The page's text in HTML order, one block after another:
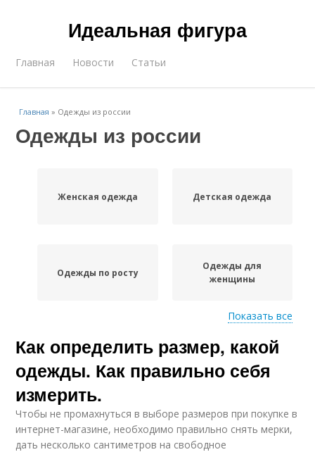
Идеальная фигура
Главная Новости Статьи
Главная » Одежды из россии
Одежды из россии
Женская одежда Детская одежда
Одежды по росту
Одежды для
женщины
Одежды для мужчин Верхний одежда
Одежды для женщин
Одежда для
мальчиков
Показать все
Как определить размер, какой
одежды. Как правильно себя
измерить.
Чтобы не промахнуться в выборе размеров при покупке в
интернет-магазине, необходимо правильно снять мерки,
дать несколько сантиметров на свободное